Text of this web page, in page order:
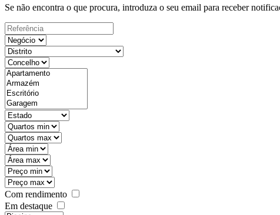
Se não encontra o que procura, introduza o seu email para receber
Com rendimento
Em destaque